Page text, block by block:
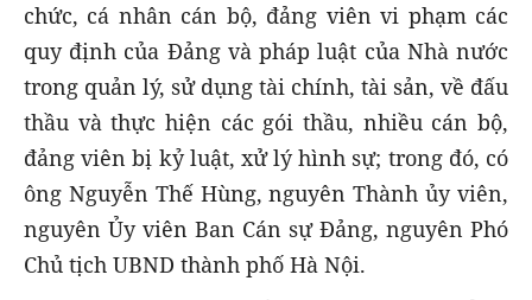
chức, cá nhân cán bộ, đảng viên vi phạm các
quy định của Đảng và pháp luật của Nhà nước
trong quản lý, sử dụng tài chính, tài sản, về đấu
thầu và thực hiện các gói thầu, nhiều cán bộ,
đảng viên bị kỷ luật, xử lý hình sự; trong đó, có
ông Nguyễn Thế Hùng, nguyên Thành ủy viên,
nguyên Ủy viên Ban Cán sự Đảng, nguyên Phó
Chủ tịch UBND thành phố Hà Nội.